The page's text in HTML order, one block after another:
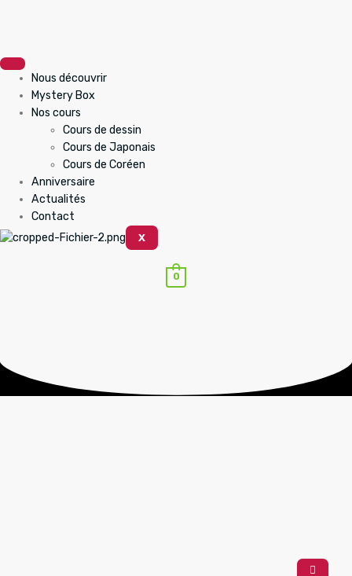
Nous découvrir
Mystery Box
Nos cours
Cours de dessin
Cours de Japonais
Cours de Coréen
Anniversaire
Actualités
Contact
X
0